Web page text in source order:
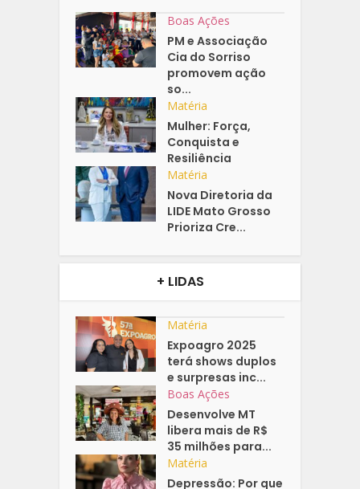
Boas Ações
PM e Associação
Cia do Sorriso
promovem ação
so...
Matéria
Mulher: Força,
Conquista e
Resiliência
Matéria
Nova Diretoria da
LIDE Mato Grosso
Prioriza Cre...
+ LIDAS
Matéria
Expoagro 2025
terá shows duplos
e surpresas inc...
Boas Ações
Desenvolve MT
libera mais de R$
35 milhões para...
Matéria
Depressão: Por que